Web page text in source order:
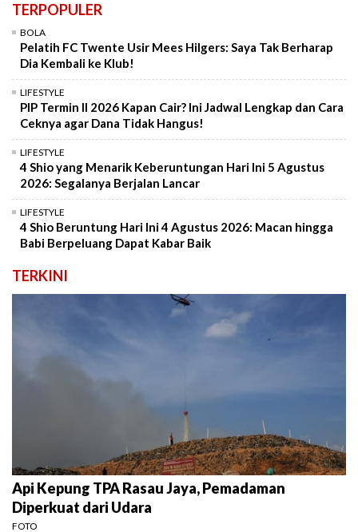
TERPOPULER
BOLA
Pelatih FC Twente Usir Mees Hilgers: Saya Tak Berharap
Dia Kembali ke Klub!
LIFESTYLE
PIP Termin II 2026 Kapan Cair? Ini Jadwal Lengkap dan Cara
Ceknya agar Dana Tidak Hangus!
LIFESTYLE
4 Shio yang Menarik Keberuntungan Hari Ini 5 Agustus
2026: Segalanya Berjalan Lancar
LIFESTYLE
4 Shio Beruntung Hari Ini 4 Agustus 2026: Macan hingga
Babi Berpeluang Dapat Kabar Baik
TERKINI
Api Kepung TPA Rasau Jaya, Pemadaman
Diperkuat dari Udara
FOTO